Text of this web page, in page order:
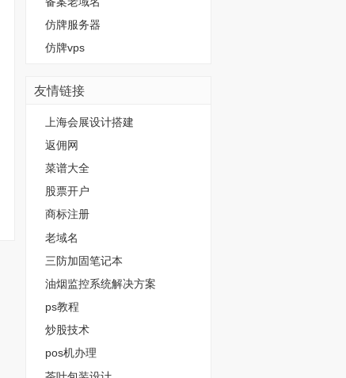
仿牌服务器
仿牌vps
友情链接
上海会展设计搭建
返佣网
菜谱大全
股票开户
商标注册
老域名
三防加固笔记本
油烟监控系统解决方案
ps教程
炒股技术
pos机办理